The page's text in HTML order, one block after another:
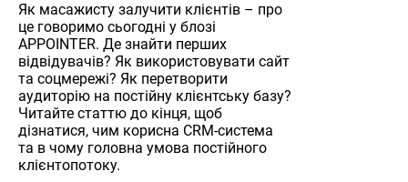
Як масажисту залучити клієнтів – про
це говоримо сьогодні у блозі
APPOINTER. Де знайти перших
відвідувачів? Як використовувати сайт
та соцмережі? Як перетворити
аудиторію на постійну клієнтську базу?
Читайте статтю до кінця, щоб
дізнатися, чим корисна CRM-система
та в чому головна умова постійного
клієнтопотоку.